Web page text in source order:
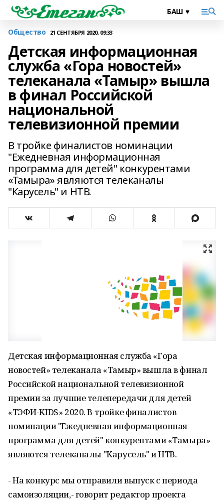
Общество 21 СЕНТЯБРЯ 2020, 09:33
Детская информационная
служба «Гора новостей»
телеканала «Тамыр» вышла
в финал Российской
национальной
телевизионной премии
В тройке финалистов номинации
"Ежедневная информационная
программа для детей" конкурентами
«Тамыра» являются телеканалы
"Карусель" и НТВ.
Детская информационная служба «Гора
новостей» телеканала «Тамыр» вышла в финал
Российской национальной телевизионной
премии за лучшие телепередачи для детей
«ТЭФИ-KIDS» 2020. В тройке финалистов
номинации "Ежедневная информационная
программа для детей" конкурентами «Тамыра»
являются телеканалы "Карусель" и НТВ.
- На конкурс мы отправили выпуск с периода
самоизоляции,- говорит редактор проекта